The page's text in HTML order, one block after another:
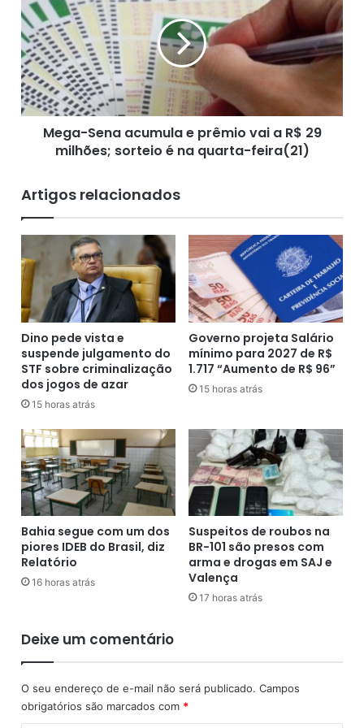
Fonte: Atarde, (18/10/2020)
o
r
o
n
e
l
(
,
q
u
r
l
e
g
a
l
i
z
a
o
j
o
g
o
o
b
i
.
'
o
m
g
a
-
S
e
n
a
u
l
a
p
r
ê
m
i
o
v
a
i
R
$
2
9
m
i
l
h
õ
s
o
t
e
Mega-Sena acumula e prêmio vai a R$ 29
milhões; sorteio é na quarta-feira(21)
Artigos relacionados
Dino pede vista e
suspende julgamento do
STF sobre criminalização
dos jogos de azar
15 horas atrás
Governo projeta Salário
mínimo para 2027 de R$
1.717 “Aumento de R$ 96”
15 horas atrás
Bahia segue com um dos
piores IDEB do Brasil, diz
Relatório
16 horas atrás
Suspeitos de roubos na
BR-101 são presos com
arma e drogas em SAJ e
Valença
17 horas atrás
Deixe um comentário
O seu endereço de e-mail não será publicado. Campos
obrigatórios são marcados com *